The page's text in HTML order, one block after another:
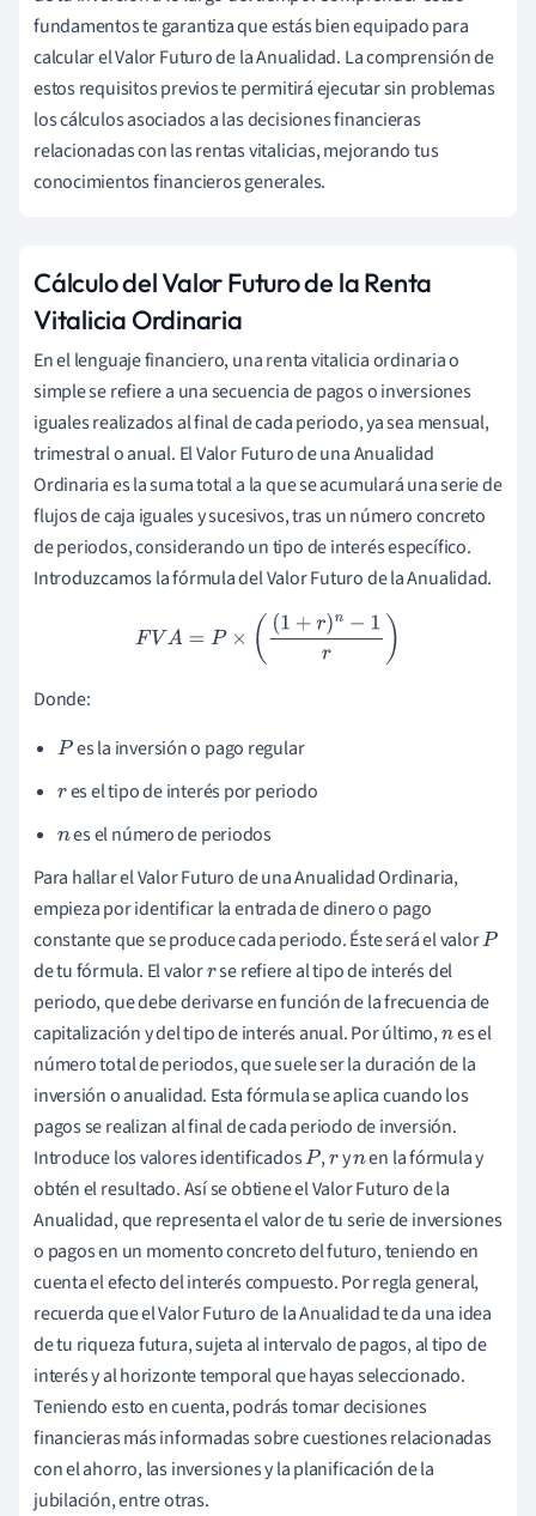
fundamentos te garantiza que estás bien equipado para
calcular el Valor Futuro de la Anualidad. La comprensión de
estos requisitos previos te permitirá ejecutar sin problemas
los cálculos asociados a las decisiones financieras
relacionadas con las rentas vitalicias, mejorando tus
conocimientos financieros generales.
Cálculo del Valor Futuro de la Renta
Vitalicia Ordinaria
En el lenguaje financiero, una renta vitalicia ordinaria o
simple se refiere a una secuencia de pagos o inversiones
iguales realizados al final de cada periodo, ya sea mensual,
trimestral o anual. El Valor Futuro de una Anualidad
Ordinaria es la suma total a la que se acumulará una serie de
flujos de caja iguales y sucesivos, tras un número concreto
de periodos, considerando un tipo de interés específico.
Introduzcamos la fórmula del Valor Futuro de la Anualidad.
F VA=P (( 1+r )n−1r)
Donde:
P es la inversión o pago regular
res el tipo de interés por periodo
nes el número de periodos
Para hallar el Valor Futuro de una Anualidad Ordinaria,
empieza por identificar la entrada de dinero o pago
constante que se produce cada periodo. Éste será el valorP
de tu fórmula. El valorrse refiere al tipo de interés del
periodo, que debe derivarse en función de la frecuencia de
capitalización y del tipo de interés anual. Por último,n es el
número total de periodos, que suele ser la duración de la
inversión o anualidad. Esta fórmula se aplica cuando los
pagos se realizan al final de cada periodo de inversión.
Introduce los valores identificadosP ,rynen la fórmula y
obtén el resultado. Así se obtiene el Valor Futuro de la
Anualidad, que representa el valor de tu serie de inversiones
o pagos en un momento concreto del futuro, teniendo en
cuenta el efecto del interés compuesto. Por regla general,
recuerda que el Valor Futuro de la Anualidad te da una idea
de tu riqueza futura, sujeta al intervalo de pagos, al tipo de
interés y al horizonte temporal que hayas seleccionado.
Teniendo esto en cuenta, podrás tomar decisiones
financieras más informadas sobre cuestiones relacionadas
con el ahorro, las inversiones y la planificación de la
jubilación, entre otras.